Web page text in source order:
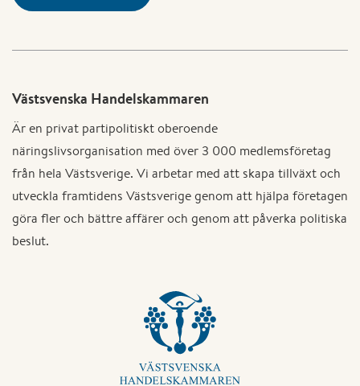
Västsvenska Handelskammaren
Är en privat partipolitiskt oberoende
näringslivsorganisation med över 3 000 medlemsföretag
från hela Västsverige. Vi arbetar med att skapa tillväxt och
utveckla framtidens Västsverige genom att hjälpa företagen
göra fler och bättre affärer och genom att påverka politiska
beslut.